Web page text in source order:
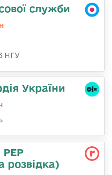
служби
НГУ
України
РЕР
розвідка)